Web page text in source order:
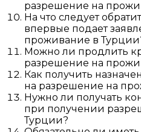
разрешение на
На что следует
впервые подает
проживание в
Можно ли продлить
разрешение на
Как получить
на разрешение на
Нужно ли получать
при получении
Турции?